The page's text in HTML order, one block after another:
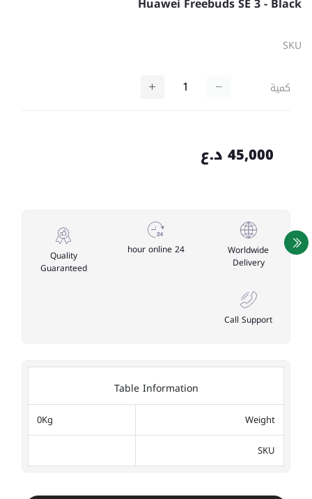
SKU
كمية
45,000 د.ع
Worldwide
Delivery
24 hour online
Quality
Guaranteed
Call Support
Table Information
Weight
0Kg
SKU